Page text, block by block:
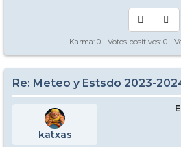
Karma: 0 - Votos positivos: 0 -
Re: Meteo y Estsdo 2023-
katxas